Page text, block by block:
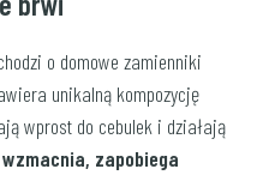
o domowe zamienniki
unikalną kompozycję
wprost do cebulek i działają
wzmacnia, zapobiega